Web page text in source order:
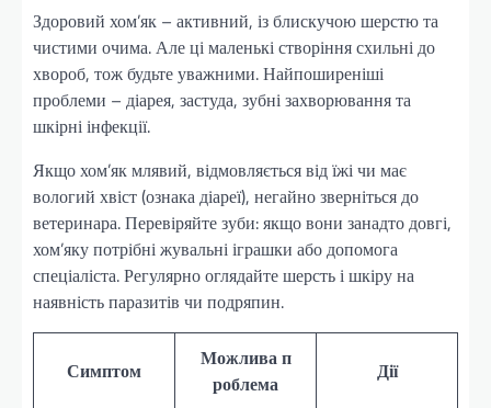
Здоровий хом’як – активний, із блискучою шерстю та
чистими очима. Але ці маленькі створіння схильні до
хвороб, тож будьте уважними. Найпоширеніші
проблеми – діарея, застуда, зубні захворювання та
шкірні інфекції.
Якщо хом’як млявий, відмовляється від їжі чи має
вологий хвіст (ознака діареї), негайно зверніться до
ветеринара. Перевіряйте зуби: якщо вони занадто довгі,
хом’яку потрібні жувальні іграшки або допомога
спеціаліста. Регулярно оглядайте шерсть і шкіру на
наявність паразитів чи подряпин.
Симптом
Можлива п
роблема
Дії